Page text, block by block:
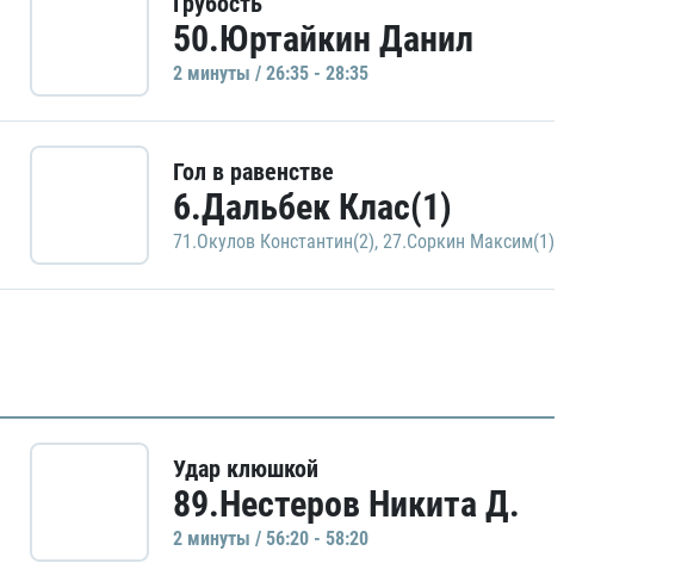
50.Юртайкин Данил
2 минуты / 26:35 - 28:35
Гол в равенстве
6.Дальбек Клас(1)
71.Окулов Константин(2), 27.Соркин Максим(1)
Удар клюшкой
89.Нестеров Никита Д.
2 минуты / 56:20 - 58:20